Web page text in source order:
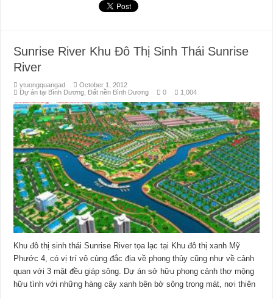
Sunrise River Khu Đô Thị Sinh Thái Sunrise
River
ytuongquangad
October 1, 2012
Dự án tại Bình Dương ,Đất nền Bình Dương 0 1,004
Khu đô thị sinh thái Sunrise River tọa lạc tại Khu đô thị xanh Mỹ
Phước 4, có vị trí vô cùng đắc địa về phong thủy cũng như về cảnh
quan với 3 mặt đều giáp sông. Dự án sở hữu phong cảnh thơ mộng
hữu tình với những hàng cây xanh bên bờ sông trong mát, nơi thiên